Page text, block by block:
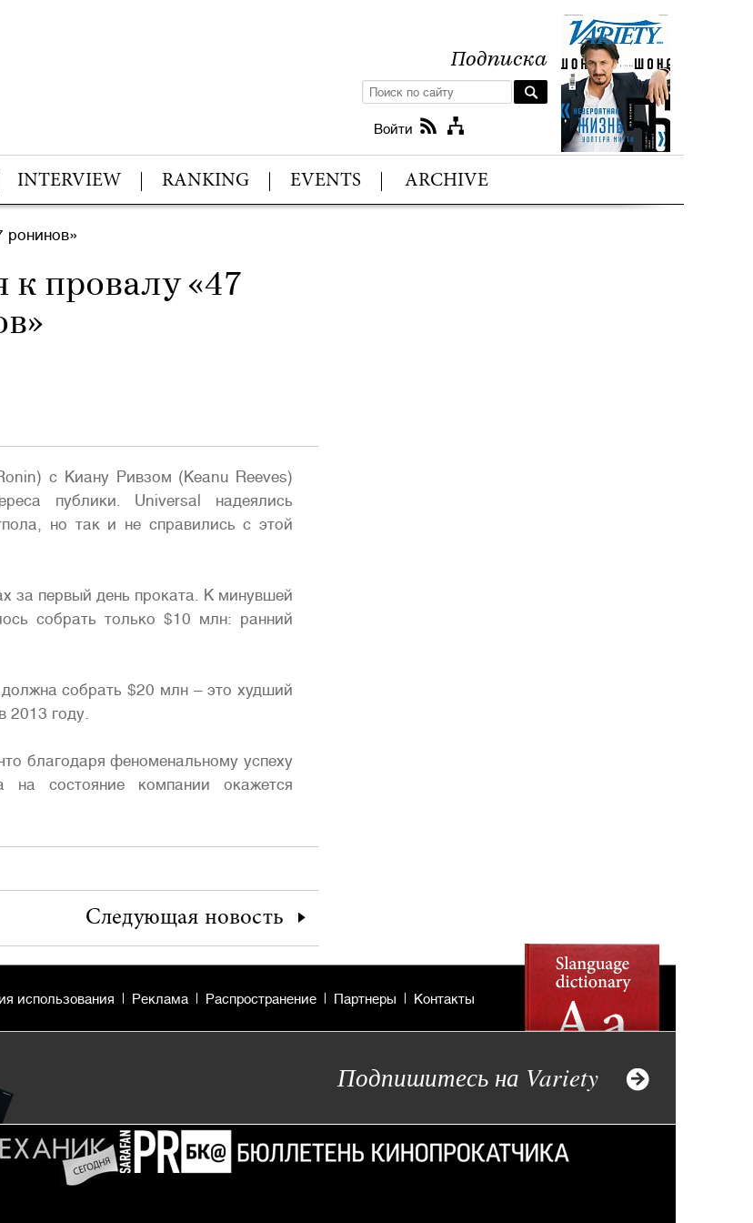
Подписка
Войти
INTERVIEW RANKING EVENTS ARCHIVE
ронинов»
к провалу «47
с Киану Ривзом (Keanu Reeves)
публики. Universal надеялись
но так и не справились с этой
за первый день проката. К минувшей
собрать только $10 млн: ранний
собрать $20 млн – это худший
2013 году.
благодаря феноменальному успеху
на состояние компании окажется
Следующая новость
использования Реклама Распространение Партнеры Контакты
Подпишитесь на Variety